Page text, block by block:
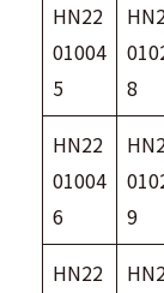
HN22
01004
5
8
HN22
01004
6
9
HN22